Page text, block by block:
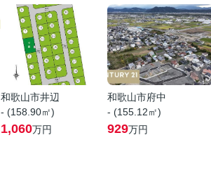
和歌山市井辺
- (158.90㎡)
1,060万円
和歌山市府中
- (155.12㎡)
929万円